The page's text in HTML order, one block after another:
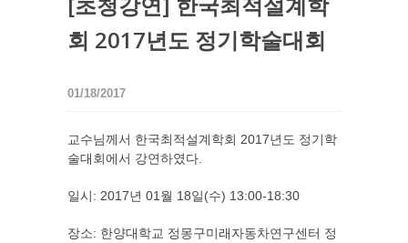
회 2017년도 정기학술대회
01/18/2017
교수님께서 한국최적설계학회 2017년도 정기학
술대회에서 강연하였다.
일시: 2017년 01월 18일(수) 13:00-18:30
장소: 한양대학교 정몽구미래자동차연구센터 정